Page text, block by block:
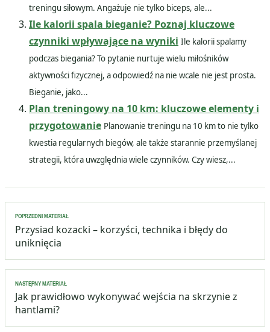
treningu siłowym. Angażuje nie tylko biceps, ale...
Ile kalorii spala bieganie? Poznaj kluczowe
czynniki wpływające na wyniki Ile kalorii spalamy
podczas biegania? To pytanie nurtuje wielu miłośników
aktywności fizycznej, a odpowiedź na nie wcale nie jest prosta.
Bieganie, jako...
Plan treningowy na 10 km: kluczowe elementy i
przygotowanie Planowanie treningu na 10 km to nie tylko
kwestia regularnych biegów, ale także starannie przemyślanej
strategii, która uwzględnia wiele czynników. Czy wiesz,...
Nawigacja
wpisu
POPRZEDNI MATERIAŁ
Przysiad kozacki – korzyści, technika i błędy do
uniknięcia
NASTĘPNY MATERIAŁ
Jak prawidłowo wykonywać wejścia na skrzynie z
hantlami?